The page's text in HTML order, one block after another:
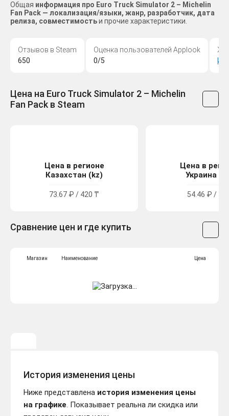
Общая информация про Euro Truck Simulator 2 – Michelin
Fan Pack — локализация/языки, жанр, разработчик, дата
релиза, совместимостьи прочие характеристики.
Отзывов в Steam
650
Оценка пользователей Applook
0/5
Цена на Euro Truck Simulator 2 – Michelin
Fan Pack в Steam
Цена в регионе
Казахстан (kz)
73.67 ₽ / 420 ₸
Цена в
Украина
54.46 ₽ / 30
Сравнение цен и где купить
Магазин Наименование Цена
История изменения цены
Ниже представлена история изменения цены
на графике. Показывает реальна ли скидка или